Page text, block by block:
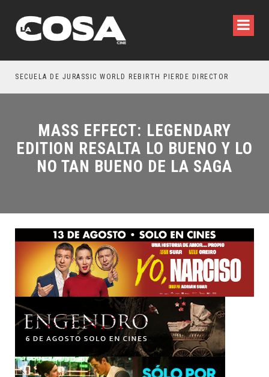
SECUELA DE JURASSIC WORLD REBIRTH PIERDE DIRECTOR
MASS EFFECT: LEGENDARY
EDITION RESALTA LO BUENO Y LO
NO TAN BUENO DE LA SAGA